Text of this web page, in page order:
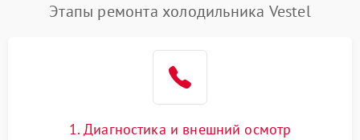
Поломка системы No Frost 2600 ₽ Подробнее →
Этапы ремонта холодильника Vestel
1. Диагностика и внешний осмотр